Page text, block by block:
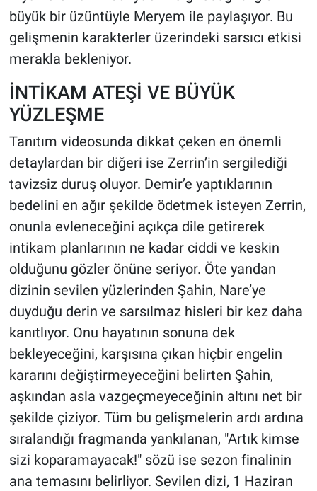
büyük bir üzüntüyle Meryem ile paylaşıyor. Bu
gelişmenin karakterler üzerindeki sarsıcı etkisi
merakla bekleniyor.
İNTİKAM ATEŞİ VE BÜYÜK
YÜZLEŞME
Tanıtım videosunda dikkat çeken en önemli
detaylardan bir diğeri ise Zerrin’in sergilediği
tavizsiz duruş oluyor. Demir’e yaptıklarının
bedelini en ağır şekilde ödetmek isteyen Zerrin,
onunla evleneceğini açıkça dile getirerek
intikam planlarının ne kadar ciddi ve keskin
olduğunu gözler önüne seriyor. Öte yandan
dizinin sevilen yüzlerinden Şahin, Nare’ye
duyduğu derin ve sarsılmaz hisleri bir kez daha
kanıtlıyor. Onu hayatının sonuna dek
bekleyeceğini, karşısına çıkan hiçbir engelin
kararını değiştirmeyeceğini belirten Şahin,
aşkından asla vazgeçmeyeceğinin altını net bir
şekilde çiziyor. Tüm bu gelişmelerin ardı ardına
sıralandığı fragmanda yankılanan, "Artık kimse
sizi koparamayacak!" sözü ise sezon finalinin
ana temasını belirliyor. Sevilen dizi, 1 Haziran